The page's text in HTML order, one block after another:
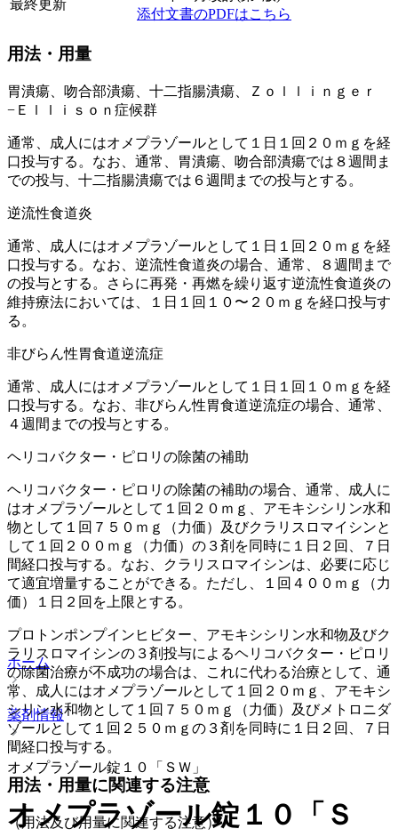
最終更新
添付文書のPDFはこちら
用法・用量
胃潰瘍、吻合部潰瘍、十二指腸潰瘍、Ｚｏｌｌｉｎｇｅｒ
−Ｅｌｌｉｓｏｎ症候群
通常、成人にはオメプラゾールとして１日１回２０ｍｇを経
口投与する。なお、通常、胃潰瘍、吻合部潰瘍では８週間ま
での投与、十二指腸潰瘍では６週間までの投与とする。
逆流性食道炎
通常、成人にはオメプラゾールとして１日１回２０ｍｇを経
口投与する。なお、逆流性食道炎の場合、通常、８週間まで
の投与とする。さらに再発・再燃を繰り返す逆流性食道炎の
維持療法においては、１日１回１０〜２０ｍｇを経口投与す
る。
非びらん性胃食道逆流症
通常、成人にはオメプラゾールとして１日１回１０ｍｇを経
口投与する。なお、非びらん性胃食道逆流症の場合、通常、
４週間までの投与とする。
ヘリコバクター・ピロリの除菌の補助
ヘリコバクター・ピロリの除菌の補助の場合、通常、成人に
はオメプラゾールとして１回２０ｍｇ、アモキシシリン水和
物として１回７５０ｍｇ（力価）及びクラリスロマイシンと
して１回２００ｍｇ（力価）の３剤を同時に１日２回、７日
間経口投与する。なお、クラリスロマイシンは、必要に応じ
て適宜増量することができる。ただし、１回４００ｍｇ（力
価）１日２回を上限とする。
プロトンポンプインヒビター、アモキシシリン水和物及びク
ラリスロマイシンの３剤投与によるヘリコバクター・ピロリ
の除菌治療が不成功の場合は、これに代わる治療として、通
常、成人にはオメプラゾールとして１回２０ｍｇ、アモキシ
シリン水和物として１回７５０ｍｇ（力価）及びメトロニダ
ゾールとして１回２５０ｍｇの３剤を同時に１日２回、７日
間経口投与する。
用法・用量に関連する注意
（用法及び用量に関連する注意）
ホーム
薬剤情報
オメプラゾール錠１０「ＳＷ」
オメプラゾール錠１０「Ｓ